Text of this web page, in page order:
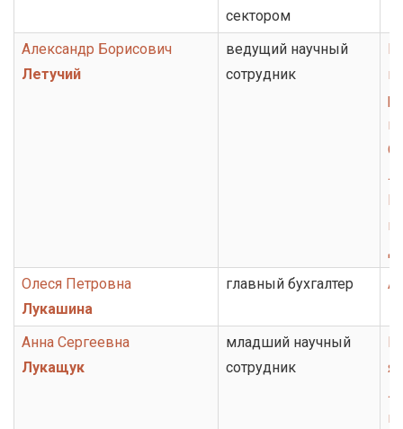
сектором
Александр Борисович
Летучий
ведущий научный
сотрудник
Олеся Петровна
Лукашина
главный бухгалтер
Анна Сергеевна
Лукащук
младший научный
сотрудник